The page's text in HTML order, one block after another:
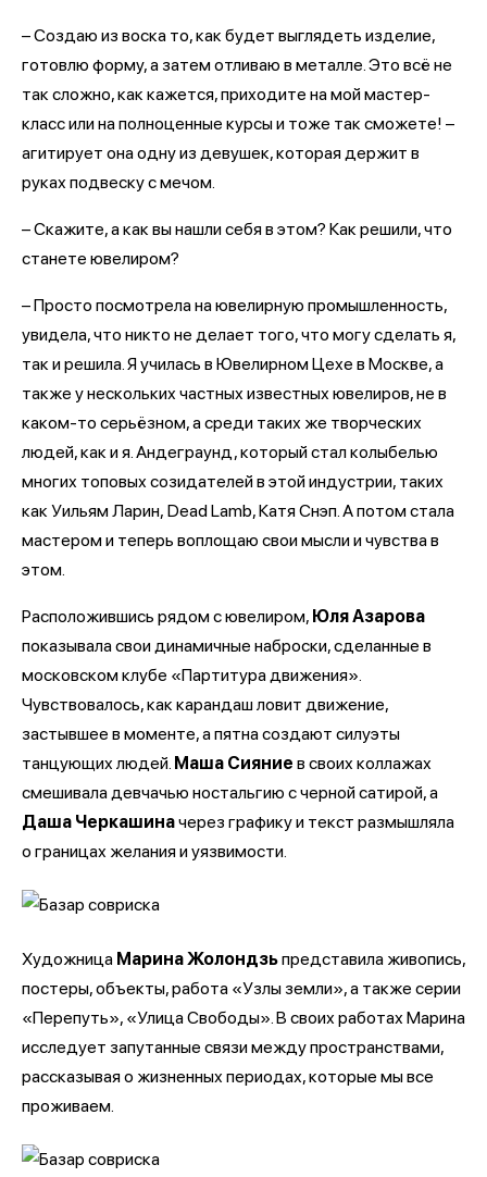
– Создаю из воска то, как будет выглядеть изделие,
готовлю форму, а затем отливаю в металле. Это всё не
так сложно, как кажется, приходите на мой мастер-
класс или на полноценные курсы и тоже так сможете! –
агитирует она одну из девушек, которая держит в
руках подвеску с мечом.
– Скажите, а как вы нашли себя в этом? Как решили, что
станете ювелиром?
– Просто посмотрела на ювелирную промышленность,
увидела, что никто не делает того, что могу сделать я,
так и решила. Я училась в Ювелирном Цехе в Москве, а
также у нескольких частных известных ювелиров, не в
каком-то серьёзном, а среди таких же творческих
людей, как и я. Андеграунд, который стал колыбелью
многих топовых созидателей в этой индустрии, таких
как Уильям Ларин, Dead Lamb, Катя Снэп. А потом стала
мастером и теперь воплощаю свои мысли и чувства в
этом.
Расположившись рядом с ювелиром, Юля Азарова
показывала свои динамичные наброски, сделанные в
московском клубе «Партитура движения».
Чувствовалось, как карандаш ловит движение,
застывшее в моменте, а пятна создают силуэты
танцующих людей. Маша Сияние в своих коллажах
смешивала девчачью ностальгию с черной сатирой, а
Даша Черкашиначерез графику и текст размышляла
о границах желания и уязвимости.
Художница Марина Жолондзьпредставила живопись,
постеры, объекты, работа «Узлы земли», а также серии
«Перепуть», «Улица Свободы». В своих работах Марина
исследует запутанные связи между пространствами,
рассказывая о жизненных периодах, которые мы все
проживаем.